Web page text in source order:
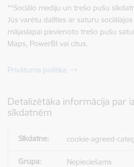
**Sociālo mediju un trešo pušu
Jūs varētu dalīties ar saturu
mājaslapai pievienoto trešo pušu
Maps, PowerBI vai citus.
Privātuma politika
Detalizētāka informācija par
sīkdatnēm
cookie-agreed-
Nepieciešams